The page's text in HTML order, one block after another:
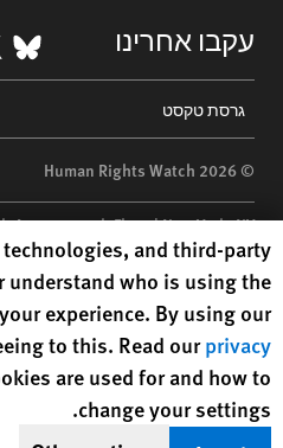
עקבו אחרינו
menu
גרסת טקסט
© 2026 Human Rights Watch
Avenue, 34th Floor | New York,NY
10118-3299USA| t1.212.290.4700
nonprofit registered in the US
under EIN: 13-2875808
Watch cookie preferences
and third-party
who is using the
experience. By using our
to this. Read ourprivacy
are used for and how to
change your settings.